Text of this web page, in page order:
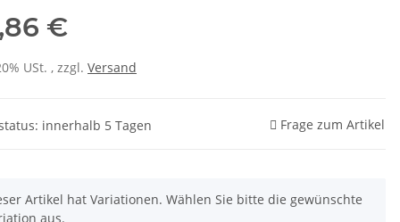
€
USt. , zzgl. Versand
innerhalb 5 Tagen Frage zum Artikel
Artikel hat Variationen. Wählen Sie bitte die gewünschte
aus.